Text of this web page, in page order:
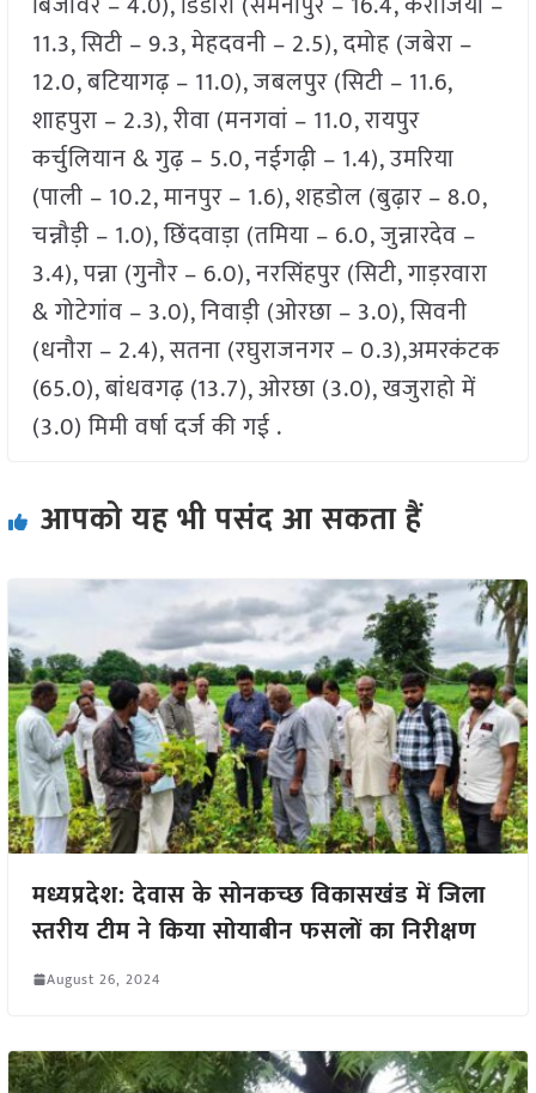
11.3, सिटी – 9.3, मेहदवनी – 2.5), दमोह (जबेरा –
12.0, बटियागढ़ – 11.0), जबलपुर (सिटी – 11.6,
शाहपुरा – 2.3), रीवा (मनगवां – 11.0, रायपुर
कर्चुलियान & गुढ़ – 5.0, नईगढ़ी – 1.4), उमरिया
(पाली – 10.2, मानपुर – 1.6), शहडोल (बुढ़ार – 8.0,
चन्नौड़ी – 1.0), छिंदवाड़ा (तमिया – 6.0, जुन्नारदेव –
3.4), पन्ना (गुनौर – 6.0), नरसिंहपुर (सिटी, गाड़रवारा
& गोटेगांव – 3.0), निवाड़ी (ओरछा – 3.0), सिवनी
(धनौरा – 2.4), सतना (रघुराजनगर – 0.3),अमरकंटक
(65.0), बांधवगढ़ (13.7), ओरछा (3.0), खजुराहो में
(3.0) मिमी वर्षा दर्ज की गई .
आपको यह भी पसंद आ सकता हैं
मध्यप्रदेश: देवास के सोनकच्छ विकासखंड में जिला
स्तरीय टीम ने किया सोयाबीन फसलों का निरीक्षण
August 26, 2024